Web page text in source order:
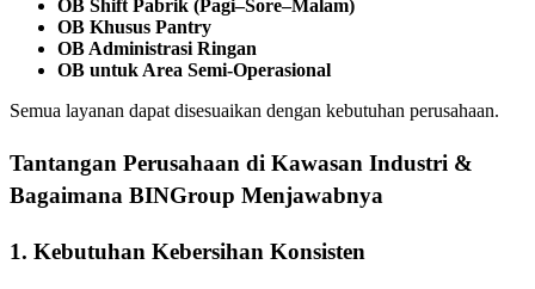
OB Shift Pabrik (Pagi–Sore–Malam)
OB Khusus Pantry
OB Administrasi Ringan
OB untuk Area Semi-Operasional
Semua layanan dapat disesuaikan dengan kebutuhan perusahaan.
Tantangan Perusahaan di Kawasan Industri &
Bagaimana BINGroup Menjawabnya
1. Kebutuhan Kebersihan Konsisten